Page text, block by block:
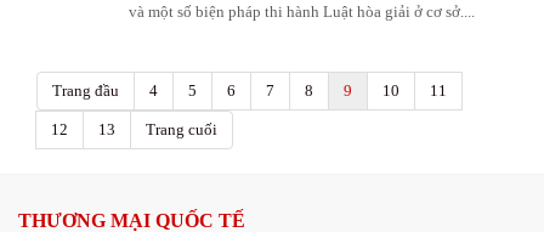
và một số biện pháp thi hành Luật hòa giải ở cơ sở....
Trang đầu 4 5 6 7 8 9 10 11
12 13 Trang cuối
THƯƠNG MẠI QUỐC TẾ